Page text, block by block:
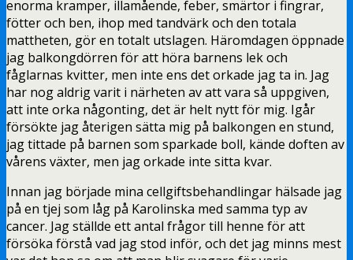
enorma kramper, illamående, feber, smärtor i fingrar,
fötter och ben, ihop med tandvärk och den totala
mattheten, gör en totalt utslagen. Häromdagen öppnade
jag balkongdörren för att höra barnens lek och
fåglarnas kvitter, men inte ens det orkade jag ta in. Jag
har nog aldrig varit i närheten av att vara så uppgiven,
att inte orka någonting, det är helt nytt för mig. Igår
försökte jag återigen sätta mig på balkongen en stund,
jag tittade på barnen som sparkade boll, kände doften av
vårens växter, men jag orkade inte sitta kvar.
Innan jag började mina cellgiftsbehandlingar hälsade jag
på en tjej som låg på Karolinska med samma typ av
cancer. Jag ställde ett antal frågor till henne för att
försöka förstå vad jag stod inför, och det jag minns mest